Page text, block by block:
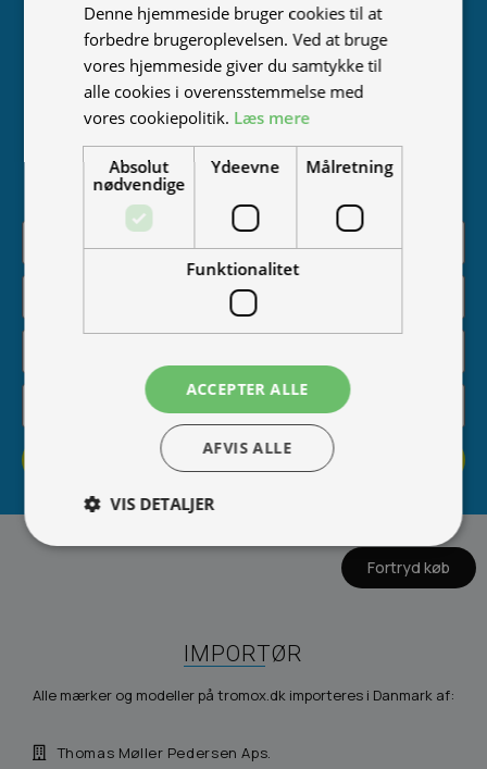
Tilmeld nyhedsmail
Bliv en del af Tromox-familien! Tilmeld dig vores
nyhedsbrev og få adgang til eksklusive tilbud,
nyheder om vores produkter, inspirerende historier
sende indhold, du vil elske. Kør med os ind i fremtiden
– tilmeld dig nu!
Tilmeld
Fortryd køb
IMPORTØR
Alle mærker og modeller på tromox.dk importeres i Danmark af:
Thomas Møller Pedersen Aps.
Denne hjemmeside bruger cookies til at
forbedre brugeroplevelsen. Ved at bruge
vores hjemmeside giver du samtykke til
alle cookies i overensstemmelse med
vores cookiepolitik. Læs mere
Absolut
nødvendige
Ydeevne Målretning
Funktionalitet
ACCEPTER ALLE
AFVIS ALLE
VIS DETALJER